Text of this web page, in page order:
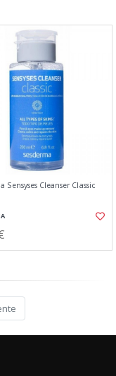
Sensyses Cleanser Classic